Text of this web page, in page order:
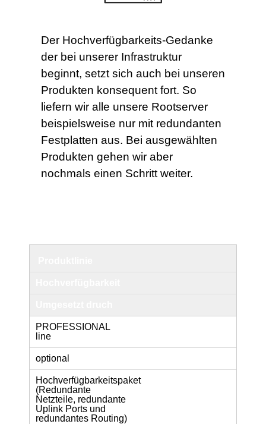
Der Hochverfügbarkeits-Gedanke
der bei unserer Infrastruktur
beginnt, setzt sich auch bei unseren
Produkten konsequent fort. So
liefern wir alle unsere Rootserver
beispielsweise nur mit redundanten
Festplatten aus. Bei ausgewählten
Produkten gehen wir aber
nochmals einen Schritt weiter.
PROFESSIONAL
line
optional
Hochverfügbarkeitspaket
(Redundante
Netzteile, redundante
Uplink Ports und
redundantes Routing)